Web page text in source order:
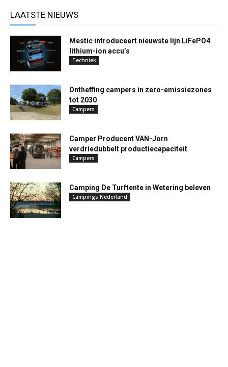
LAATSTE NIEUWS
Mestic introduceert nieuwste lijn LiFePO4
lithium-ion accu’s
Techniek
Ontheffing campers in zero-emissiezones
tot 2030
Campers
Camper Producent VAN-Jorn
verdriedubbelt productiecapaciteit
Campers
Camping De Turftente in Wetering beleven
Campings Nederland